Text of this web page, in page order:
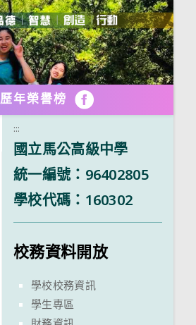
歷年榮譽榜 FB
:::
國立馬公高級中學
統一編號：96402805
學校代碼：160302
校務資料開放
學校校務資訊
學生專區